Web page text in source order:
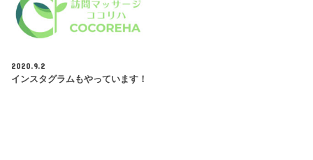
2020.9.2
インスタグラムもやっています！